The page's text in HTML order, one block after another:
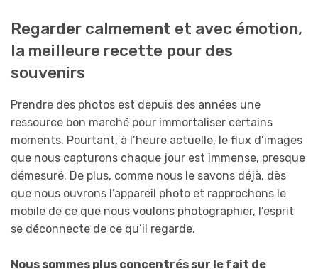
Regarder calmement et avec émotion,
la meilleure recette pour des
souvenirs
Prendre des photos est depuis des années une
ressource bon marché pour immortaliser certains
moments. Pourtant, à l’heure actuelle, le flux d’images
que nous capturons chaque jour est immense, presque
démesuré. De plus, comme nous le savons déjà, dès
que nous ouvrons l’appareil photo et rapprochons le
mobile de ce que nous voulons photographier, l’esprit
se déconnecte de ce qu’il regarde.
Nous sommes plus concentrés sur le fait de